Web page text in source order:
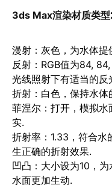
3ds Max渲染材质类型
漫射 ：灰色，为水体
反射 ：RGB值为84,
光线照射下有适当的
折射 ：白色，保持水
菲涅尔 ：打开，模拟
实.
折射率 ：1.33，符合
生正确的折射效果.
凹凸 ：大小设为10，
水面更加生动.